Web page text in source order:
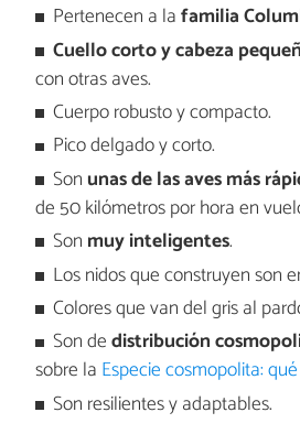
Pertenecen a lafamilia
Cuello corto y cabeza
con otras aves.
Cuerpo robusto y compacto.
Pico delgado y corto.
Son unas de las aves más
de 50 kilómetros por hora en
Son muy inteligentes.
Los nidos que construyen son
Colores que van del gris al
Son dedistribución
sobre la Especie cosmopolita:
Son resilientes y adaptables.